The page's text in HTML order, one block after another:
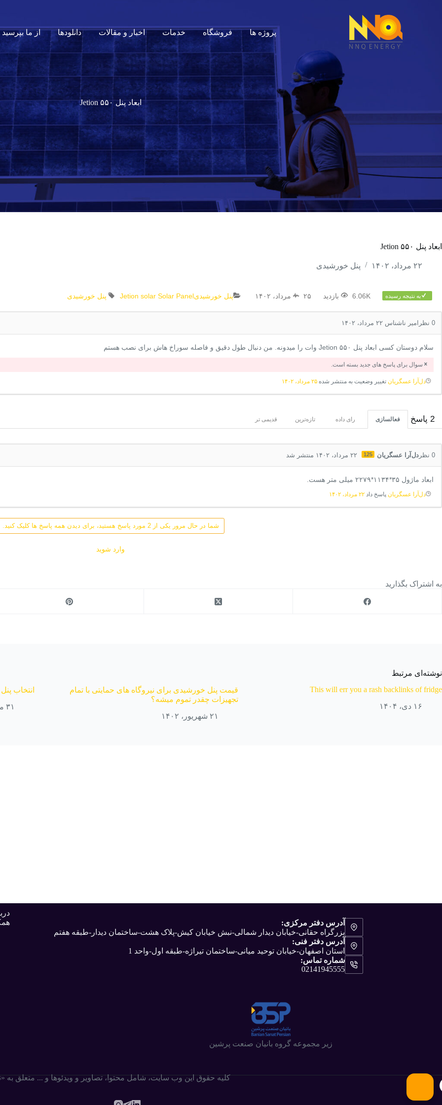
پروژه ها فروشگاه خدمات اخبار و مقالات دانلودها از ما بپرسید
ابعاد پنل ۵۵۰ Jetion
ابعاد پنل ۵۵۰ Jetion
۲۲ مرداد، ۱۴۰۲ پنل خورشیدی
به نتیجه رسیده 6.06K بازدید ۲۵ مرداد، ۱۴۰۲ پنل خورشیدی Jetion solar Solar Panel پنل خورشیدی
امیر ناشناس ۲۲ مرداد، ۱۴۰۲ 0 نظر
سلام دوستان کسی ابعاد پنل Jetion ۵۵۰ وات را میدونه. من دنبال طول دقیق و فاصله سوراخ هاش برای نصب هستم
سوال برای پاسخ های جدید بسته است.
دل‌آرا عسگریان تغییر وضعیت به منتشر شده ۲۵ مرداد، ۱۴۰۲
2 پاسخ فعالسازی رای داده تازه‌ترین قدیمی تر
دل‌آرا عسگریان 125 ۲۲ مرداد، ۱۴۰۲ منتشر شد 0 نظر
ابعاد ماژول ۳۵*۱۱۳۴*۲۲۷۹ میلی متر هست.
دل‌آرا عسگریان پاسخ داد ۲۲ مرداد، ۱۴۰۲
شما در حال مرور یکی از 2 مورد پاسخ هستید، برای دیدن همه پاسخ ها کلیک کنید.
وارد شوید
به اشتراک بگذارید
نوشته‌ای مرتبط
This will err you a rash backlinks of fridge
۱۶ دی، ۱۴۰۴
قیمت پنل خورشیدی برای نیروگاه های حمایتی با تمام
تجهیزات چقدر تموم میشه؟
۲۱ شهریور، ۱۴۰۲
انتخاب
۳۱ مرداد، ۱۴۰۲
آدرس دفتر مرکزی:
بزرگراه حقانی-خیابان دیدار شمالی-نبش خیابان کیش-پلاک هشت-ساختمان دیدار-طبقه هفتم
آدرس دفتر فنی:
استان اصفهان-خیابان توحید میانی-ساختمان تیراژه-طبقه اول-واحد 1
شماره تماس:
02141945555
زیر مجموعه گروه بانیان صنعت پرشین
کلیه حقوق این وب سایت،‌ شامل محتوا، تصاویر و ویدئوها و ... متعلق به